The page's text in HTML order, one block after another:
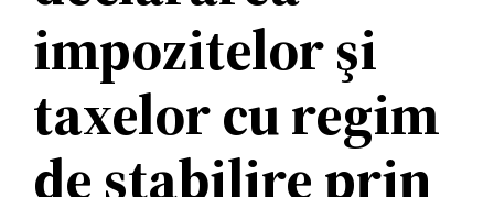
impozitelor şi
taxelor cu regim
de stabilire prin